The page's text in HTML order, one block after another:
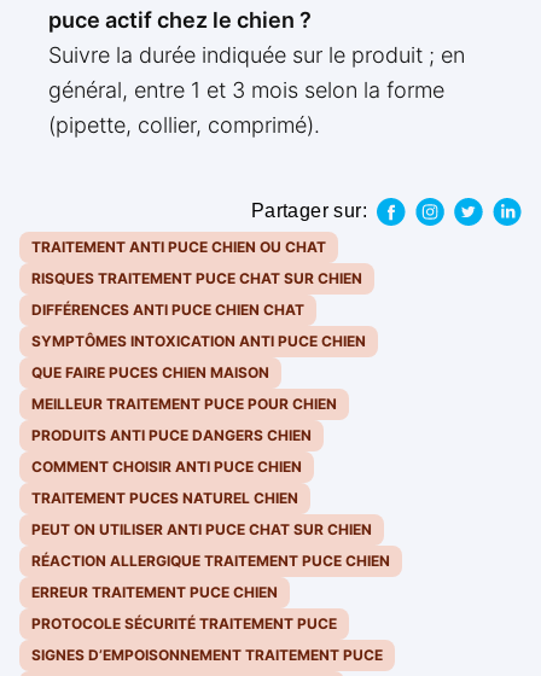
puce actif chez le chien ?
Suivre la durée indiquée sur le produit ; en
général, entre 1 et 3 mois selon la forme
(pipette, collier, comprimé).
Partager sur:
TRAITEMENT ANTI PUCE CHIEN OU CHAT
RISQUES TRAITEMENT PUCE CHAT SUR CHIEN
DIFFÉRENCES ANTI PUCE CHIEN CHAT
SYMPTÔMES INTOXICATION ANTI PUCE CHIEN
QUE FAIRE PUCES CHIEN MAISON
MEILLEUR TRAITEMENT PUCE POUR CHIEN
PRODUITS ANTI PUCE DANGERS CHIEN
COMMENT CHOISIR ANTI PUCE CHIEN
TRAITEMENT PUCES NATUREL CHIEN
PEUT ON UTILISER ANTI PUCE CHAT SUR CHIEN
RÉACTION ALLERGIQUE TRAITEMENT PUCE CHIEN
ERREUR TRAITEMENT PUCE CHIEN
PROTOCOLE SÉCURITÉ TRAITEMENT PUCE
SIGNES D’EMPOISONNEMENT TRAITEMENT PUCE